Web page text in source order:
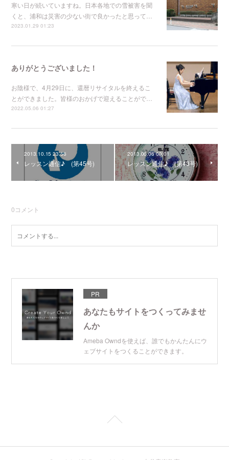
寒い日が続いていますね。日本各地での雪被害を聞
くと、浦和は災害の少ない街で良かったと思って…
2023.01.29 01:23
ありがとうございました！
お陰様で、4月29日に、還暦リサイタルを終えるこ
とができました。皆様のおかげで迎えることがで…
2022.05.06 01:27
2013.10.15 23:56
レッスン通信♪ (第45号)
2013.06.06 00:01
レッスン通信♪ (第43号)
0コメント
PR
あなたもサイトをつくってみませ
んか
Ameba Owndを使えば、誰でもかんたんにウ
ェブサイトをつくることができます。